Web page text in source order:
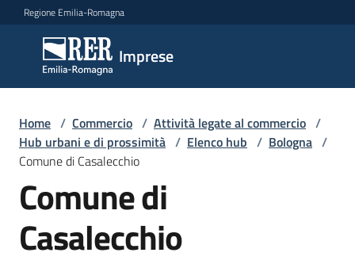
Vai al contenuto
Vai alla navigazione
Vai al footer
Regione Emilia-Romagna
Imprese
Imprese
Argomenti
Novità
Servizi
Home / Commercio / Attività legate al commercio /
Hub urbani e di prossimità / Elenco hub / Bologna /
Comune di Casalecchio
Comune di
Casalecchio